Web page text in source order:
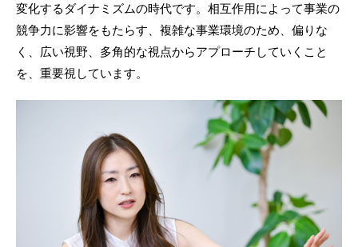
変化するダイナミズムの時代です。相互作用によって事業の
競争力に影響をもたらす、複雑な事業環境のため、偏りな
く、広い視野、多角的な視点からアプローチしていくこと
を、重要視しています。